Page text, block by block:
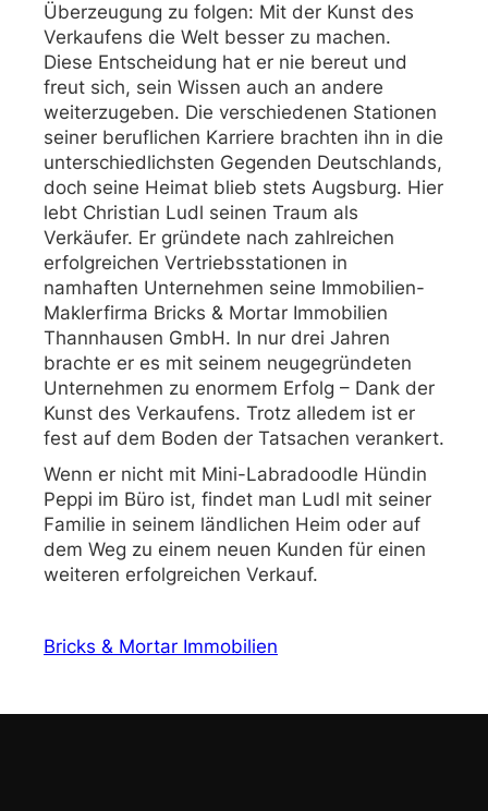
Überzeugung zu folgen: Mit der Kunst des
Verkaufens die Welt besser zu machen.
Diese Entscheidung hat er nie bereut und
freut sich, sein Wissen auch an andere
weiterzugeben. Die verschiedenen Stationen
seiner beruflichen Karriere brachten ihn in die
unterschiedlichsten Gegenden Deutschlands,
doch seine Heimat blieb stets Augsburg. Hier
lebt Christian Ludl seinen Traum als
Verkäufer. Er gründete nach zahlreichen
erfolgreichen Vertriebsstationen in
namhaften Unternehmen seine Immobilien-
Maklerfirma Bricks & Mortar Immobilien
Thannhausen GmbH. In nur drei Jahren
brachte er es mit seinem neugegründeten
Unternehmen zu enormem Erfolg – Dank der
Kunst des Verkaufens. Trotz alledem ist er
fest auf dem Boden der Tatsachen verankert.
Wenn er nicht mit Mini-Labradoodle Hündin
Peppi im Büro ist, findet man Ludl mit seiner
Familie in seinem ländlichen Heim oder auf
dem Weg zu einem neuen Kunden für einen
weiteren erfolgreichen Verkauf.
Bricks & Mortar Immobilien